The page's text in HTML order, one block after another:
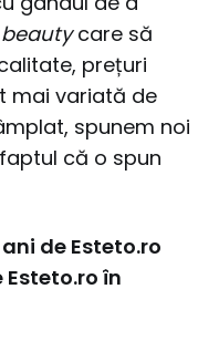
beautycare să
prețuri
mai variată de
spunem noi
că o spun
de Esteto.ro
Esteto.ro în